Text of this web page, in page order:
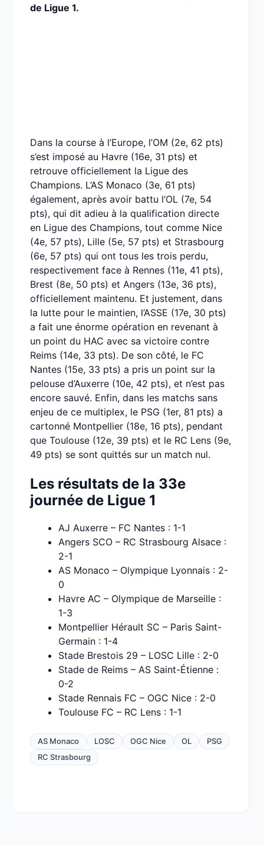
de Ligue 1.
Dans la course à l’Europe, l’OM (2e, 62 pts)
s’est imposé au Havre (16e, 31 pts) et
retrouve officiellement la Ligue des
Champions. L’AS Monaco (3e, 61 pts)
également, après avoir battu l’OL (7e, 54
pts), qui dit adieu à la qualification directe
en Ligue des Champions, tout comme Nice
(4e, 57 pts), Lille (5e, 57 pts) et Strasbourg
(6e, 57 pts) qui ont tous les trois perdu,
respectivement face à Rennes (11e, 41 pts),
Brest (8e, 50 pts) et Angers (13e, 36 pts),
officiellement maintenu. Et justement, dans
la lutte pour le maintien, l’ASSE (17e, 30 pts)
a fait une énorme opération en revenant à
un point du HAC avec sa victoire contre
Reims (14e, 33 pts). De son côté, le FC
Nantes (15e, 33 pts) a pris un point sur la
pelouse d’Auxerre (10e, 42 pts), et n’est pas
encore sauvé. Enfin, dans les matchs sans
enjeu de ce multiplex, le PSG (1er, 81 pts) a
cartonné Montpellier (18e, 16 pts), pendant
que Toulouse (12e, 39 pts) et le RC Lens (9e,
49 pts) se sont quittés sur un match nul.
Les résultats de la 33e
journée de Ligue 1
AJ Auxerre – FC Nantes : 1-1
Angers SCO – RC Strasbourg Alsace :
2-1
AS Monaco – Olympique Lyonnais : 2-
0
Havre AC – Olympique de Marseille :
1-3
Montpellier Hérault SC – Paris Saint-
Germain : 1-4
Stade Brestois 29 – LOSC Lille : 2-0
Stade de Reims – AS Saint-Étienne :
0-2
Stade Rennais FC – OGC Nice : 2-0
Toulouse FC – RC Lens : 1-1
AS Monaco LOSC OGC Nice OL
PSG
RC Strasbourg